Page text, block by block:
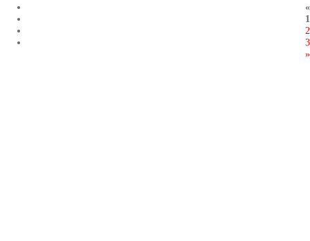
«
1
2
3
»